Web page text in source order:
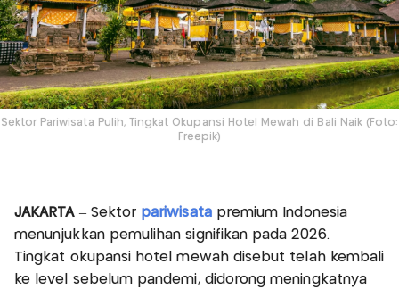
Sektor Pariwisata Pulih, Tingkat Okupansi Hotel Mewah di Bali Naik (Foto:
Freepik)
JAKARTA– Sektor pariwisatapremium Indonesia
menunjukkan pemulihan signifikan pada 2026.
Tingkat okupansi hotel mewah disebut telah kembali
ke level sebelum pandemi, didorong meningkatnya